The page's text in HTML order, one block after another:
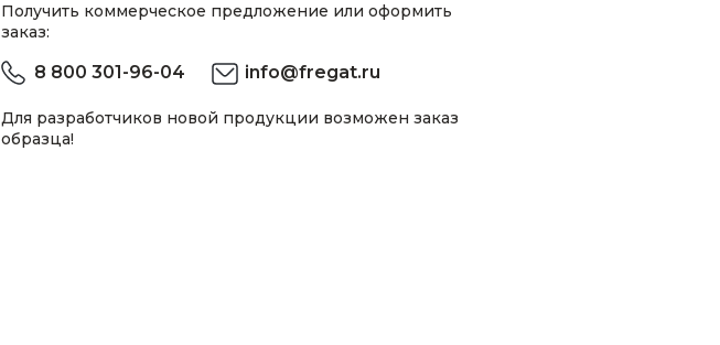
Получить коммерческое предложение или оформить
заказ:
8 800 301-96-04 info@fregat.ru
Для разработчиков новой продукции возможен заказ
образца!